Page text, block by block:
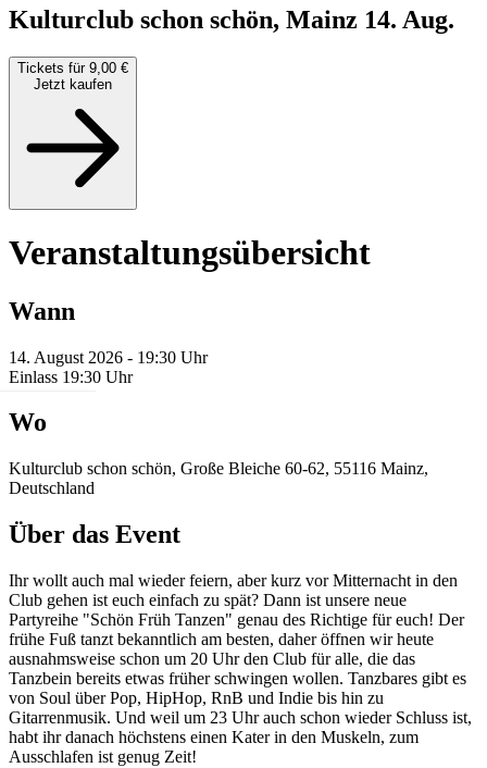
Kulturclub schon schön, Mainz 14. Aug.
Tickets für 9,00 €
Jetzt kaufen
Veranstaltungsübersicht
Wann
14. August 2026 - 19:30 Uhr
Einlass 19:30 Uhr
Wo
Kulturclub schon schön, Große Bleiche 60-62, 55116 Mainz,
Deutschland
Über das Event
Ihr wollt auch mal wieder feiern, aber kurz vor Mitternacht in den
Club gehen ist euch einfach zu spät? Dann ist unsere neue
Partyreihe "Schön Früh Tanzen" genau des Richtige für euch! Der
frühe Fuß tanzt bekanntlich am besten, daher öffnen wir heute
ausnahmsweise schon um 20 Uhr den Club für alle, die das
Tanzbein bereits etwas früher schwingen wollen. Tanzbares gibt es
von Soul über Pop, HipHop, RnB und Indie bis hin zu
Gitarrenmusik. Und weil um 23 Uhr auch schon wieder Schluss ist,
habt ihr danach höchstens einen Kater in den Muskeln, zum
Ausschlafen ist genug Zeit!